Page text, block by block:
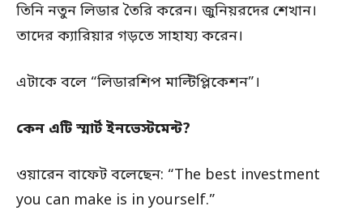
তিনি নতুন লিডার তৈরি করেন। জুনিয়রদের শেখান।
তাদের ক্যারিয়ার গড়তে সাহায্য করেন।
এটাকে বলে “লিডারশিপ মাল্টিপ্লিকেশন”।
কেন এটি স্মার্ট ইনভেস্টমেন্ট?
ওয়ারেন বাফেট বলেছেন: “The best investment
you can make is in yourself.”